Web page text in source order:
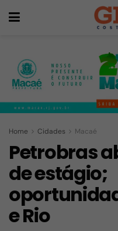
Home Cidades Macaé
Petrobras
de estágio;
e Rio